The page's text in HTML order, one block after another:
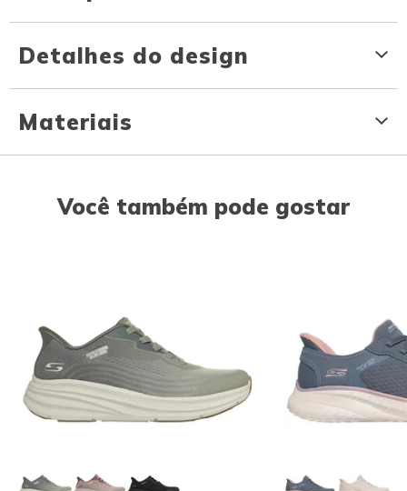
Detalhes do design
Materiais
Você também pode gostar